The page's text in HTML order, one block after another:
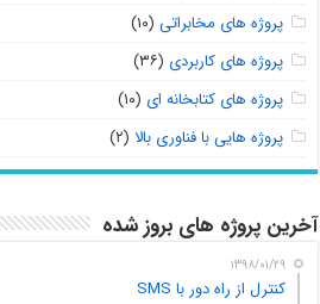
پروژه های مخابراتی (۱۰)
پروژه های کاربردی (۳۶)
پروژه های کتابخانه ای (۱۰)
پروژه هایی با فناوری بالا (۲)
آخرین پروژه های بروز شده
۱۳۹۸/۰۱/۲۹
کنترل از راه دور با SMS